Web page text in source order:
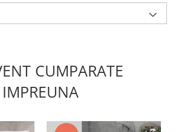
CUMPARATE
IMPREUNA